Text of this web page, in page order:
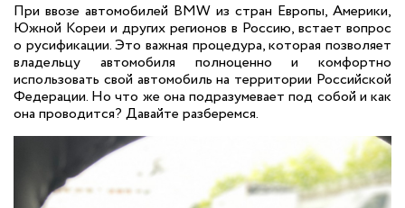
При ввозе автомобилей BMW из стран Европы, Америки,
Южной Кореи и других регионов в Россию, встает вопрос
о русификации. Это важная процедура, которая позволяет
владельцу автомобиля полноценно и комфортно
использовать свой автомобиль на территории Российской
Федерации. Но что же она подразумевает под собой и как
она проводится? Давайте разберемся.